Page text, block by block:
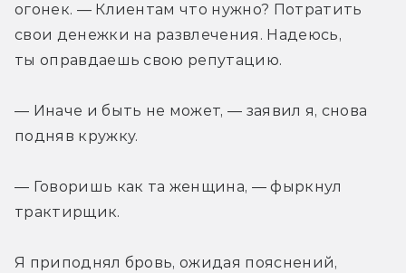
огонек. — Клиентам что нужно? Потратить
свои денежки на развлечения. Надеюсь,
ты оправдаешь свою репутацию.
— Иначе и быть не может, — заявил я, снова
подняв кружку.
— Говоришь как та женщина, — фыркнул
трактирщик.
Я приподнял бровь, ожидая пояснений,